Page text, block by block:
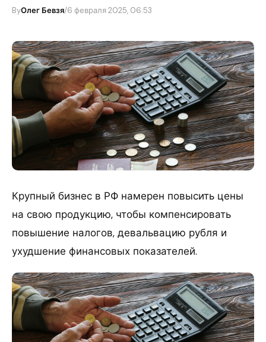
ByОлег Бевзя/6 февраля 2025, 06:53
Крупный бизнес в РФ намерен повысить цены
на свою продукцию, чтобы компенсировать
повышение налогов, девальвацию рубля и
ухудшение финансовых показателей.